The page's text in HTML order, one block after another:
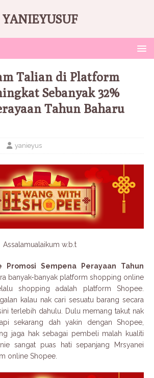
YANIEYUSUF
Talian di Platform
Sebanyak 32%
Tahun Baharu
yanieyus
Assalamualaikum w.b.t
Promosi Sempena Perayaan Tahun
banyak-banyak platform shopping online
shopping adalah platform Shopee.
kalau nak cari sesuatu barang secara
terlebih dahulu. Dulu memang takut nak
sekarang dah yakin dengan Shopee,
jaga hak sebagai pembeli malah kualiti
sangat puas hati sepanjang Mrsyanei
online Shopee.